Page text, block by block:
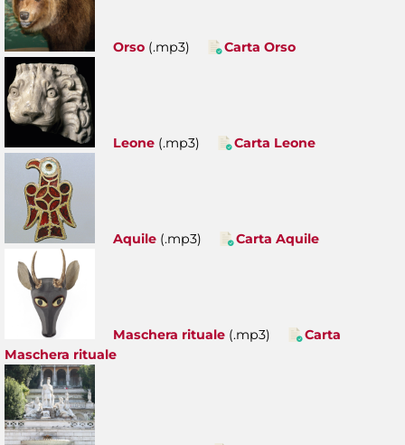
Orso (.mp3) Carta Orso
Leone (.mp3) Carta Leone
Aquile (.mp3) Carta Aquile
Maschera rituale (.mp3)
Carta
Maschera rituale